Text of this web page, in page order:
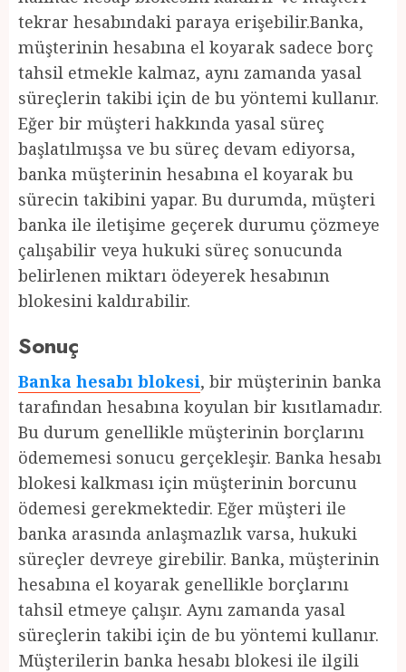
tekrar hesabındaki paraya erişebilir.Banka,
müşterinin hesabına el koyarak sadece borç
tahsil etmekle kalmaz, aynı zamanda yasal
süreçlerin takibi için de bu yöntemi kullanır.
Eğer bir müşteri hakkında yasal süreç
başlatılmışsa ve bu süreç devam ediyorsa,
banka müşterinin hesabına el koyarak bu
sürecin takibini yapar. Bu durumda, müşteri
banka ile iletişime geçerek durumu çözmeye
çalışabilir veya hukuki süreç sonucunda
belirlenen miktarı ödeyerek hesabının
blokesini kaldırabilir.
Sonuç
Banka hesabı blokesi, bir müşterinin banka
tarafından hesabına koyulan bir kısıtlamadır.
Bu durum genellikle müşterinin borçlarını
ödememesi sonucu gerçekleşir. Banka hesabı
blokesi kalkması için müşterinin borcunu
ödemesi gerekmektedir. Eğer müşteri ile
banka arasında anlaşmazlık varsa, hukuki
süreçler devreye girebilir. Banka, müşterinin
hesabına el koyarak genellikle borçlarını
tahsil etmeye çalışır. Aynı zamanda yasal
süreçlerin takibi için de bu yöntemi kullanır.
Müşterilerin banka hesabı blokesi ile ilgili